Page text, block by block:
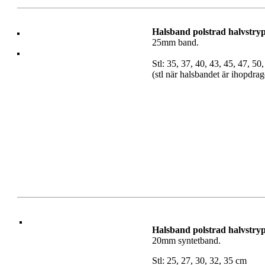
Halsband polstrad
25mm band.
Stl: 35, 37, 40, 43, 45, 47,
(stl när halsbandet är
Halsband polstrad
20mm syntetband.
Stl: 25, 27, 30, 32, 35 cm